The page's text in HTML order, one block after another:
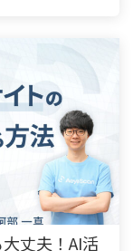
丈夫！AI活